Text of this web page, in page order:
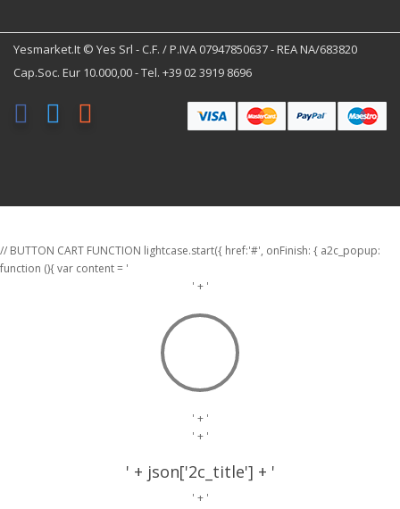
Yesmarket.it © Yes Srl - C.F. / P.IVA 07947850637 - REA NA/683820
Cap.Soc. Eur 10.000,00 - Tel. +39 02 3919 8696
// BUTTON CART FUNCTION lightcase.start({ href:'#', onFinish: { a2c_popup:
function (){ var content = '
' + '
' + '
' + '
' + json['2c_title'] + '
' + '